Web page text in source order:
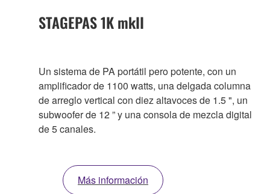
STAGEPAS 1K mkII
Un sistema de PA portátil pero potente, con un
amplificador de 1100 watts, una delgada columna
de arreglo vertical con diez altavoces de 1.5 ", un
subwoofer de 12 ” y una consola de mezcla digital
de 5 canales.
Más información